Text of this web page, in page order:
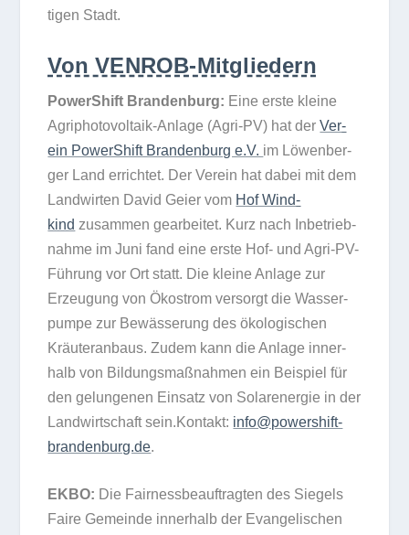
ti­gen Stadt.
Von VENROB-Mitgliedern
Power­Shift Bran­den­burg: Eine erste kleine
Agri­pho­to­vol­taik-Anlage (Agri-PV) hat derVer­
ein Power­Shift Bran­den­burg e.V. im Löwen­ber­
ger Land errich­tet. Der Ver­ein hat dabei mit dem
Land­wir­ten David Geier vom Hof Wind­
kind zusam­men gear­bei­tet. Kurz nach Inbe­trieb­
nahme im Juni fand eine erste Hof- und Agri-PV-
Füh­rung vor Ort statt. Die kleine Anlage zur
Erzeu­gung von Öko­strom ver­sorgt die Was­ser­
pumpe zur Bewäs­se­rung des öko­lo­gi­schen
Kräu­ter­an­baus. Zudem kann die Anlage inner­
halb von Bil­dungs­maß­nah­men ein Bei­spiel für
den gelun­ge­nen Ein­satz von Solar­ener­gie in der
Land­wirt­schaft sein.Kontakt: info@powershift-
brandenburg.de.
EKBO: Die Fair­ness­be­auf­trag­ten des Sie­gels
Faire Gemeinde inner­halb der Evan­ge­li­schen